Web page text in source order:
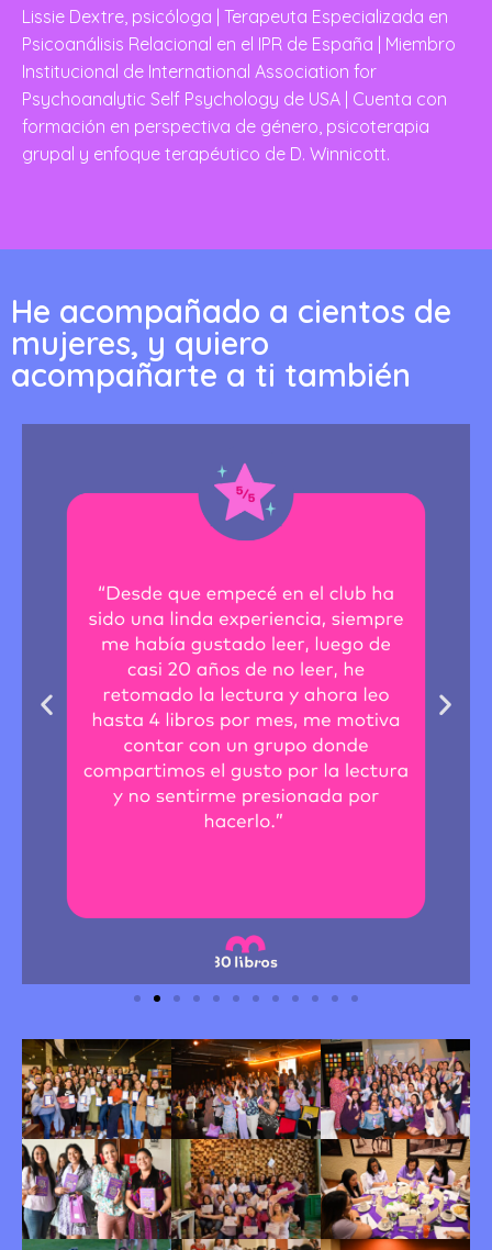
Lissie Dextre, psicóloga | Terapeuta Especializada en
Psicoanálisis Relacional en el IPR de España | Miembro
Institucional de International Association for
Psychoanalytic Self Psychology de USA | Cuenta con
formación en perspectiva de género, psicoterapia
grupal y enfoque terapéutico de D. Winnicott.
He acompañado a cientos de
mujeres, y quiero
acompañarte a ti también